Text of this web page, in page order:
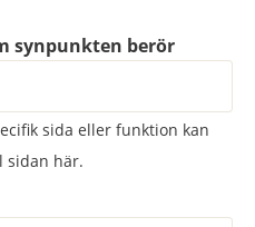
synpunkten berör
sida eller funktion kan
sidan här.